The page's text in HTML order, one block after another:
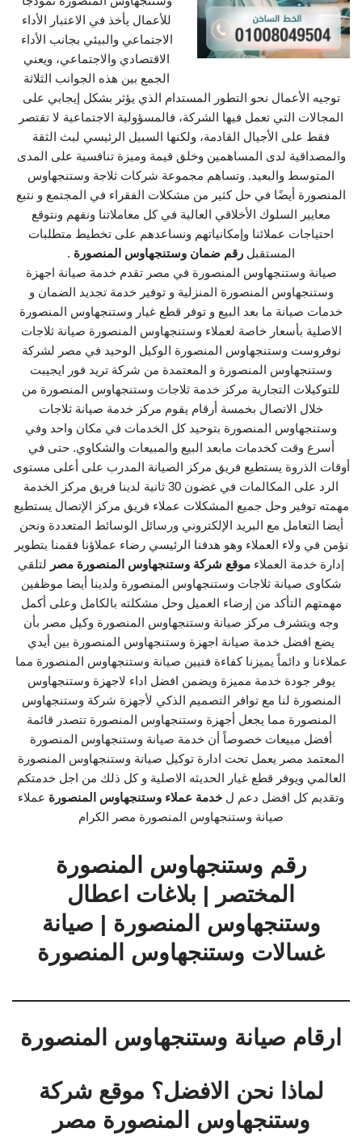
للأعمال يأخذ في الاعتبار الأداء
الاجتماعي والبيئي بجانب الأداء
الاقتصادي والاجتماعي، ويعني
الجمع بين هذه الجوانب الثلاثة
توجيه الأعمال نحو التطور المستدام الذي يؤثر بشكل إيجابي على
المجالات التي تعمل فيها الشركة، فالمسؤولية الاجتماعية لا تقتصر
فقط على الأجيال القادمة، ولكنها السبيل الرئيسي لبث الثقة
والمصداقية لدى المساهمين وخلق قيمة وميزة تنافسية على المدى
المتوسط والبعيد. وتساهم مجموعة شركات ثلاجة وستنجهاوس
المنصورة أيضًا في حل كثير من مشكلات الفقراء في المجتمع و نتبع
معايير السلوك الأخلاقي العالية في كل معاملاتنا ونفهم ونتوقع
احتياجات عملائنا وإمكانياتهم ونساعدهم على تخطيط متطلبات
المستقبل رقم ضمان وستنجهاوس المنصورة .
صيانة وستنجهاوس المنصورة في مصر تقدم خدمة صيانة اجهزة
وستنجهاوس المنصورة المنزلية و توفير خدمة تجديد الضمان و
خدمات صيانة ما بعد البيع و توفر قطع غيار وستنجهاوس المنصورة
الاصلية بأسعار خاصة لعملاء وستنجهاوس المنصورة صيانة ثلاجات
نوفروست وستنجهاوس المنصورة الوكيل الوحيد في مصر لشركة
وستنجهاوس المنصورة و المعتمدة من شركة تريد فور ايجيبت
للتوكيلات التجارية مركز خدمة ثلاجات وستنجهاوس المنصورة من
خلال الاتصال بخمسة أرقام يقوم مركز خدمة صيانة ثلاجات
وستنجهاوس المنصورة بتوحيد كل الخدمات في مكان واحد وفي
أسرع وقت كخدمات مابعد البيع والمبيعات والشكاوي. حتى في
أوقات الذروة يستطيع فريق مركز الصيانة المدرب على أعلى مستوى
الرد على المكالمات في غضون 30 ثانية لدينا فريق مركز الخدمة
مهمته توفير وحل جميع المشكلات عملاء فريق مركز الإتصال يستطيع
أيضا التعامل مع البريد الإلكتروني ورسائل الوسائط المتعددة ونحن
نؤمن في ولاء العملاء وهو هدفنا الرئيسي رضاء عملاؤنا فقمنا بتطوير
إدارة خدمة العملاء موقع شركة وستنجهاوس المنصورة مصر لتلقي
شكاوى صيانة ثلاجات وستنجهاوس المنصورة ولدينا أيضا موظفين
مهمتهم التأكد من إرضاء العميل وحل مشكلته بالكامل وعلى أكمل
وجه ويتشرف مركز صيانة وستنجهاوس المنصورة وكيل مصر بأن
يضع افضل خدمة صيانة اجهزة وستنجهاوس المنصورة بين أيدي
عملاءنا و دائماً يميزنا كفاءة فنيين صيانة وستنجهاوس المنصورة مما
يوفر جودة خدمة مميزة ويضمن افضل اداء لاجهزة وستنجهاوس
المنصورة لنا مع توافر التصميم الذكي لأجهزة شركة وستنجهاوس
المنصورة مما يجعل أجهزة وستنجهاوس المنصورة تتصدر قائمة
أفضل مبيعات خصوصاً أن خدمة صيانة وستنجهاوس المنصورة
المعتمد مصر يعمل تحت ادارة توكيل صيانة وستنجهاوس المنصورة
العالمي ويوفر قطع غيار الحديثه الاصلية و كل ذلك من اجل خدمتكم
وتقديم كل افضل دعم ل خدمة عملاء وستنجهاوس المنصورة عملاء
صيانة وستنجهاوس المنصورة مصر الكرام
رقم وستنجهاوس المنصورة
المختصر | بلاغات اعطال
وستنجهاوس المنصورة | صيانة
غسالات وستنجهاوس المنصورة
ارقام صيانة وستنجهاوس المنصورة
لماذا نحن الافضل؟ موقع شركة
وستنجهاوس المنصورة مصر